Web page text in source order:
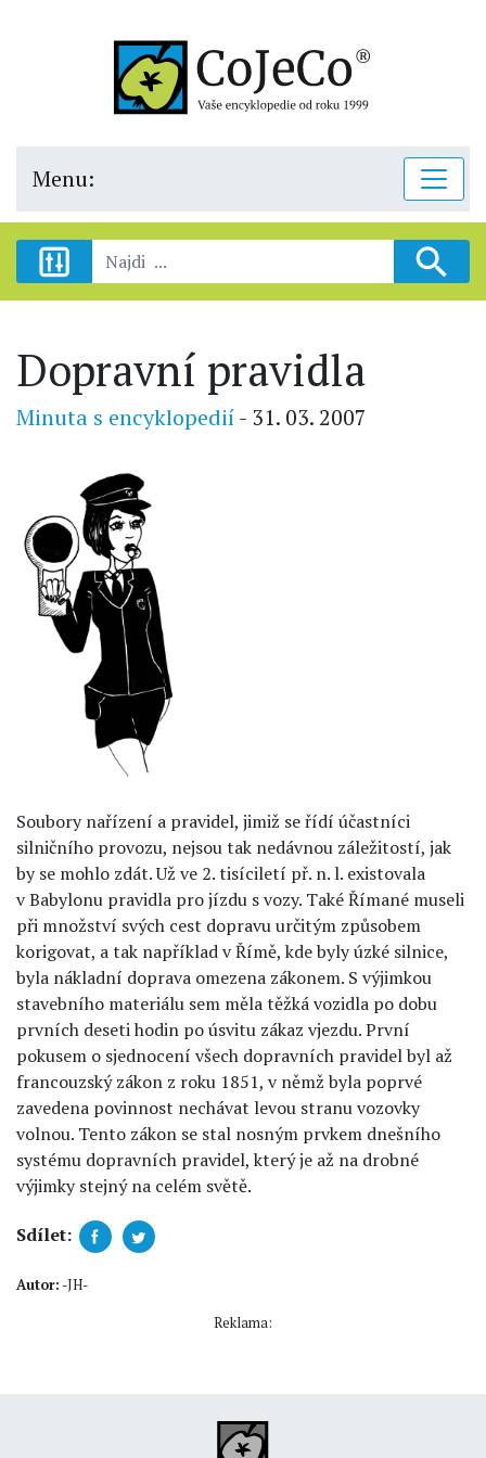
Menu:
Dopravní pravidla
Minuta s encyklopedií- 31. 03. 2007
Soubory nařízení a pravidel, jimiž se řídí účastníci
silničního provozu, nejsou tak nedávnou záležitostí, jak
by se mohlo zdát. Už ve 2. tisíciletí př. n. l. existovala
v Babylonu pravidla pro jízdu s vozy. Také Římané museli
při množství svých cest dopravu určitým způsobem
korigovat, a tak například v Římě, kde byly úzké silnice,
byla nákladní doprava omezena zákonem. S výjimkou
stavebního materiálu sem měla těžká vozidla po dobu
prvních deseti hodin po úsvitu zákaz vjezdu. První
pokusem o sjednocení všech dopravních pravidel byl až
francouzský zákon z roku 1851, v němž byla poprvé
zavedena povinnost nechávat levou stranu vozovky
volnou. Tento zákon se stal nosným prvkem dnešního
systému dopravních pravidel, který je až na drobné
výjimky stejný na celém světě.
Sdílet:
Autor: -JH-
Reklama: